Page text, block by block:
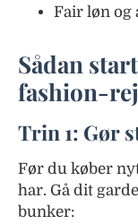
Fair løn og
Sådan
fashion-
Trin 1: Gør
Før du køber
har. Gå dit
bunker: